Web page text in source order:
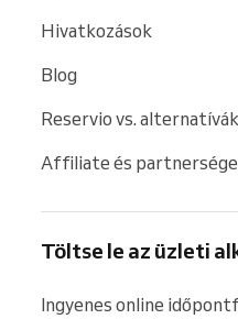
Hivatkozások
Blog
Reservio vs. alternatívák
Affiliate és
Töltse le az üzleti
Ingyenes online